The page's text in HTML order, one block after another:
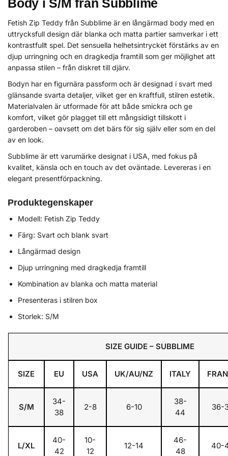
Body i S/M från Subblime
Fetish Zip Teddy från Subblime är en långärmad body med en
uttrycksfull design där blanka och matta partier samverkar i ett
kontrastfullt spel. Det sensuella helhetsintrycket förstärks av en
djup urringning och en dragkedja framtill som ger möjlighet att
anpassa stilen – från diskret till djärv.
Bodyn har en figurnära passform och är designad i svart med
glänsande svarta detaljer, vilket ger en kraftfull, stilren estetik.
Materialvalen är utformade för att både smickra och ge
komfort, vilket gör plagget till ett mångsidigt tillskott i
garderoben – oavsett om det bärs för sig själv eller som en del
av en look.
Subblime är ett varumärke designat i USA, med fokus på
kvalitet, känsla och en touch av det oväntade. Levereras i en
elegant presentförpackning.
Produktegenskaper
Modell: Fetish Zip Teddy
Färg: Svart och blank svart
Långärmad design
Djup urringning med dragkedja framtill
Kombination av blanka och matta material
Presenteras i stilren box
Storlek: S/M
SIZE GUIDE – SUBBLIME
SIZE EU USA UK/AU/NZ ITALY
S/M
34-
38
2-8 6-10
38-
44
36-
L/XL
40-
42
10-
12
12-14
46-
48
40-